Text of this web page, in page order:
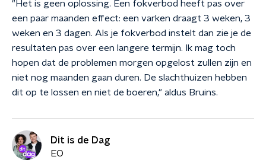
"Het is geen oplossing. Een fokverbod heeft pas over
een paar maanden effect: een varken draagt 3 weken, 3
weken en 3 dagen. Als je fokverbod instelt dan zie je de
resultaten pas over een langere termijn. Ik mag toch
hopen dat de problemen morgen opgelost zullen zijn en
niet nog maanden gaan duren. De slachthuizen hebben
dit op te lossen en niet de boeren," aldus Bruins.
Dit is de Dag
EO